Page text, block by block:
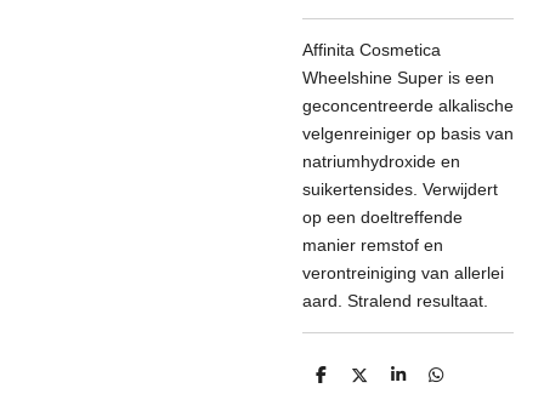
Affinita Cosmetica
Wheelshine Super is een
geconcentreerde alkalische
velgenreiniger op basis van
natriumhydroxide en
suikertensides. Verwijdert
op een doeltreffende
manier remstof en
verontreiniging van allerlei
aard. Stralend resultaat.
D
D
S
D